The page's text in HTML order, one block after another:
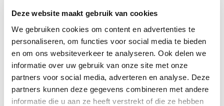
Deze website maakt gebruik van cookies
We gebruiken cookies om content en advertenties te
personaliseren, om functies voor social media te bieden
en om ons websiteverkeer te analyseren. Ook delen we
informatie over uw gebruik van onze site met onze
partners voor social media, adverteren en analyse. Deze
partners kunnen deze gegevens combineren met andere
informatie die u aan ze heeft verstrekt of die ze hebben
Belangrijk: Microsoft
365 back-up